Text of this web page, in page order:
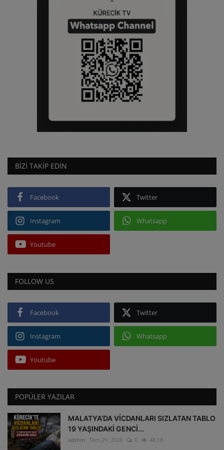
BIZI TAKIP EDIN
Facebook Twitter
Instagram Whatsapp
Youtube
FOLLOW US
Facebook Twitter
Instagram Whatsapp
Youtube
POPÜLER YAZILAR
MALATYA’DA VİCDANLARI SIZLATAN TABLO
19 YAŞINDAKİ GENCİ...
admin Tem 29, 2026 0 48.1B